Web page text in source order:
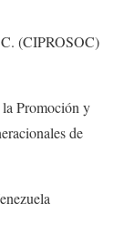
(CIPROSOC)
Promoción y
de